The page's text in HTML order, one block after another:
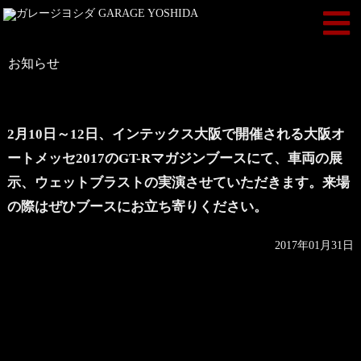
お知らせ
2月10日～12日、インテックス大阪で開催される大阪オ
ートメッセ2017のGT-Rマガジンブースにて、車両の展
示、ウェットブラストの実演させていただきます。来場
の際はぜひブースにお立ち寄りください。
2017年01月31日